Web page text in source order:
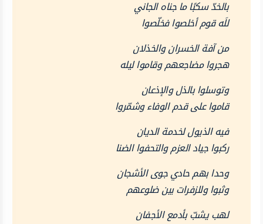
بالخدّ سكبًا ما جناه الجاني
للَه قوم أخلصوا فخلّصوا
من آفة الخسران والخذلان
هجروا مضاجعهم وقاموا ليله
وتوسلوا بالذل والإذعان
قاموا على قدم الوفاء وشمّروا
فيه الذيول لخدمة الديان
ركبوا جياد العزم والتحفوا الضنا
وحدا بهم حادي جوى الأشجان
وثبوا وللزفرات بين ضلوعهم
لهب يشبّ بأدمع الأجفان